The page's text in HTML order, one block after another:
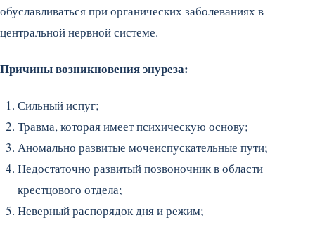
обуславливаться при органических заболеваниях в
центральной нервной системе.
Причины возникновения энуреза:
Сильный испуг;
Травма, которая имеет психическую основу;
Аномально развитые мочеиспускательные пути;
Недостаточно развитый позвоночник в области
крестцового отдела;
Неверный распорядок дня и режим;